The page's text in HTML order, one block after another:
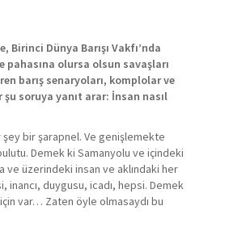
Birinci Dünya Barışı Vakfı’nda
pahasına olursa olsun savaşları
barış senaryoları, komplolar ve
soruya yanıt arar: İnsan nasıl
bir şarapnel. Ve genişlemekte
Demek ki Samanyolu ve içindeki
ve üzerindeki insan ve aklındaki her
inancı, duygusu, icadı, hepsi. Demek
var… Zaten öyle olmasaydı bu